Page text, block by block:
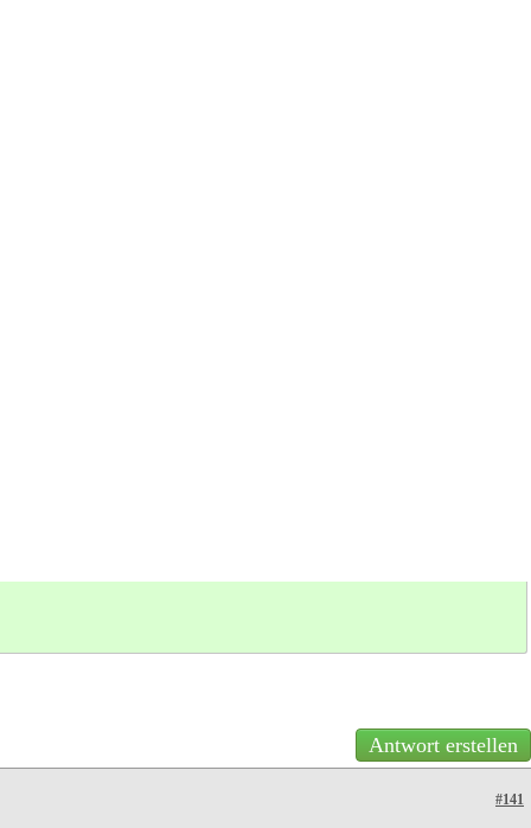
Antwort erstellen
#141